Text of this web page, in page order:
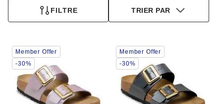
FILTRE TRIER PAR
Cliquer
sur
les
échantillons
couleurs
modifiera
Member Offer
-30%
Cliquer
sur
les
échantillons
couleurs
modifiera
Member Offer
-30%